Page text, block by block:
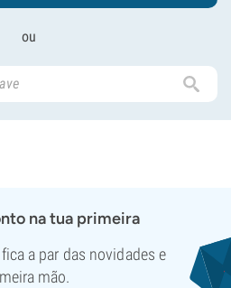
ou
na tua primeira
a par das novidades e
mão.